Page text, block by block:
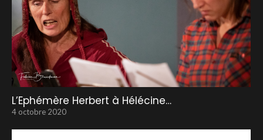
L’Ephémère Herbert à Hélécine…
4 octobre 2020